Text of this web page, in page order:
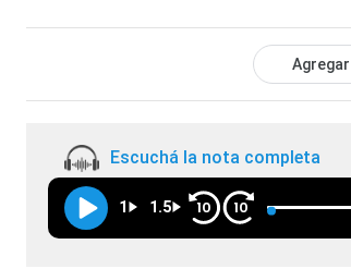
Agregar
Escuchá la nota completa
1 1.5 10 10